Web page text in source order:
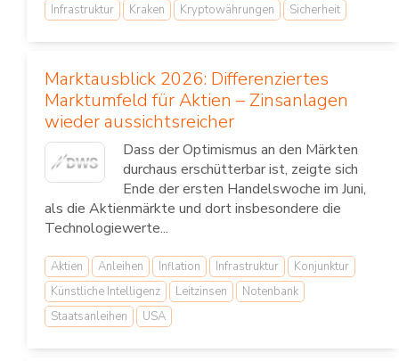
Infrastruktur Kraken Kryptowährungen Sicherheit
Marktausblick 2026: Differenziertes
Marktumfeld für Aktien – Zinsanlagen
wieder aussichtsreicher
Dass der Optimismus an den Märkten
durchaus erschütterbar ist, zeigte sich
Ende der ersten Handelswoche im Juni,
als die Aktienmärkte und dort insbesondere die
Technologiewerte...
Aktien Anleihen Inflation Infrastruktur
Konjunktur
Künstliche Intelligenz
Leitzinsen
Notenbank
Staatsanleihen
USA